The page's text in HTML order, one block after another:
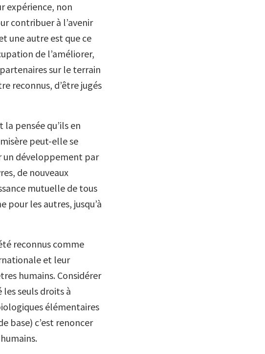
expérience, non
contribuer à l’avenir
une autre est que ce
de l’améliorer,
sur le terrain
reconnus, d’être jugés
pensée qu’ils en
peut-elle se
un développement par
de nouveaux
mutuelle de tous
pour les autres, jusqu’à
reconnus comme
et leur
humains. Considérer
seuls droits à
élémentaires
base) c’est renoncer